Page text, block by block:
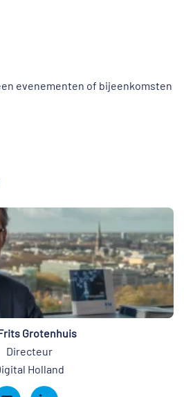
evenementen of bijeenkomsten
Grotenhuis
Directeur
Holland